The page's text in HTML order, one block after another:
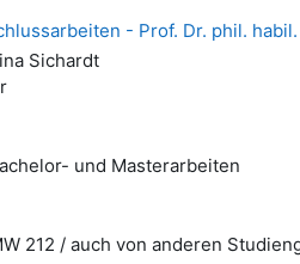
- Prof. Dr. phil.
Sichardt
und Masterarbeiten
212 / auch von anderen